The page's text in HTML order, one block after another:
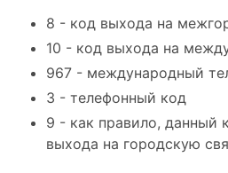
8 - код выхода на
10 - код выхода на
967 - международный
3 - телефонный код
9 - как правило, данный
выхода на городскую